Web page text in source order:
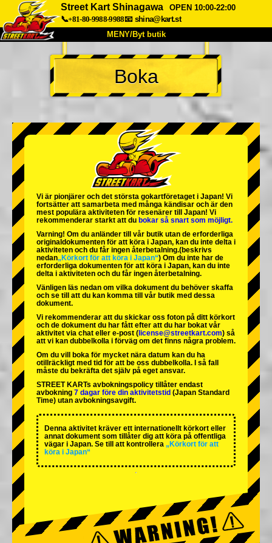
Street Kart Shinagawa
OPEN 10:00-22:00
📞+81-80-9988-9988📧 shina@kart.st
MENY/Byt butik
HEM
Om oss Specifikationer Pris
Företag Boka
Byt butik
Tokyo Shinagawa Tokyo Akihabara#1
Tokyo Akihabara#2
Tokyo Shibuya Annex Tokyo Bay
Tokyo Asakusa Osaka
Okinawa
Boka
Vi är pionjärer och det största gokartföretaget i Japan! Vi
fortsätter att samarbeta med många kändisar och är den
mest populära aktiviteten för resenärer till Japan! Vi
rekommenderar starkt att du bokar så snart som möjligt.
Varning! Om du anländer till vår butik utan de erforderliga
originaldokumenten för att köra i Japan, kan du inte delta i
aktiviteten och du får ingen återbetalning.(beskrivs
nedan„Körkort för att köra i Japan“) Om du inte har de
erforderliga dokumenten för att köra i Japan, kan du inte
delta i aktiviteten och du får ingen återbetalning.
Vänligen läs nedan om vilka dokument du behöver skaffa
och se till att du kan komma till vår butik med dessa
dokument.
Vi rekommenderar att du skickar oss foton på ditt körkort
och de dokument du har fått efter att du har bokat vår
aktivitet via chat eller e-post ( license@streetkart.com) så
att vi kan dubbelkolla i förväg om det finns några problem.
Om du vill boka för mycket nära datum kan du ha
otillräckligt med tid för att be oss dubbelkolla. I så fall
måste du bekräfta det själv på eget ansvar.
STREET KARTs avbokningspolicy tillåter endast
avbokning 7 dagar före din aktivitetstid (Japan Standard
Time) utan avbokningsavgift.
Denna aktivitet kräver ett internationellt körkort eller
annat dokument som tillåter dig att köra på offentliga
vägar i Japan. Se till att kontrollera „Körkort för att
köra i Japan“